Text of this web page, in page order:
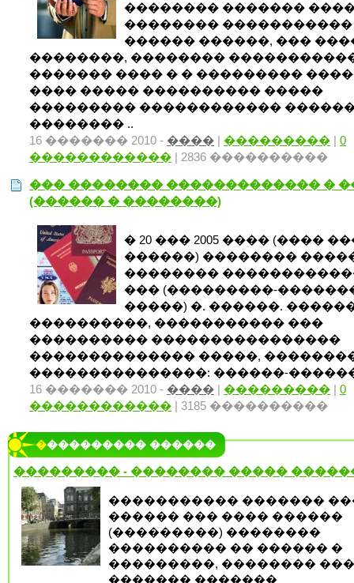
�������� �������
�������� �����������
������ ������, ���
��������, ��������
������� ���� � � ���������
���� ����� ���������� �����
��������� ������������
�������� ..
16 ������� 2010 - ���� | ��������� | 0
������������ | 2836 ����������
��� �������� ������������� �
(������ � ��������)
� 20 ��� 2005 ���� (����
������) ��������
��������
��� (���������-
�����) �. ������.
����������, ����������� ���
���������� ����������������
�������������� �����,
���������������: ������-
16 ������� 2010 - ���� | ��������� | 0
������������ | 3185 ����������
���������� ������
��������� - �������� �����
����������� �������
������ ��� ���� ������
(���������) ��������
���������� �� ������ �
���������, ��������
������� �������